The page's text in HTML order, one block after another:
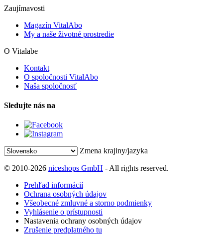
Zaujímavosti
Magazín VitalAbo
My a naše životné prostredie
O Vitalabe
Kontakt
O spoločnosti VitalAbo
Naša spoločnosť
Sledujte nás na
Zmena krajiny/jazyka
© 2010-2026 niceshops GmbH - All rights reserved.
Prehľad informácií
Ochrana osobných údajov
Všeobecné zmluvné a storno podmienky
Vyhlásenie o prístupnosti
Nastavenia ochrany osobných údajov
Zrušenie predplatného tu